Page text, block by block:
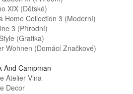
XIX (dětské)
Home Collection 3 (moderní)
3 (přírodní)
(grafika)
Wohnen (domácí Značkové)
And Campman
Atelier Vlna
Decor